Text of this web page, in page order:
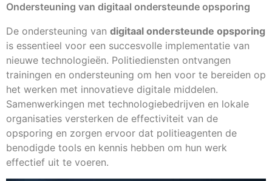
Ondersteuning van digitaal ondersteunde opsporing
De ondersteuning van digitaal ondersteunde opsporing
is essentieel voor een succesvolle implementatie van
nieuwe technologieën. Politiediensten ontvangen
trainingen en ondersteuning om hen voor te bereiden op
het werken met innovatieve digitale middelen.
Samenwerkingen met technologiebedrijven en lokale
organisaties versterken de effectiviteit van de
opsporing en zorgen ervoor dat politieagenten de
benodigde tools en kennis hebben om hun werk
effectief uit te voeren.